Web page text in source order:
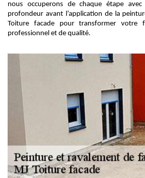
nous occuperons de chaque étape
profondeur avant l’application de la
Toiture facade pour transformer votre
professionnel et de qualité.